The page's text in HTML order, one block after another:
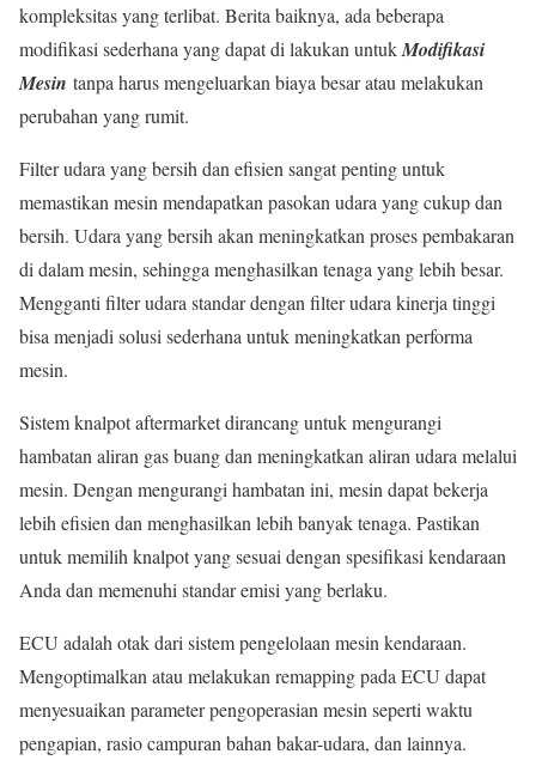
kompleksitas yang terlibat. Berita baiknya, ada beberapa
modifikasi sederhana yang dapat di lakukan untukModifikasi
Mesin tanpa harus mengeluarkan biaya besar atau melakukan
perubahan yang rumit.
Filter udara yang bersih dan efisien sangat penting untuk
memastikan mesin mendapatkan pasokan udara yang cukup dan
bersih. Udara yang bersih akan meningkatkan proses pembakaran
di dalam mesin, sehingga menghasilkan tenaga yang lebih besar.
Mengganti filter udara standar dengan filter udara kinerja tinggi
bisa menjadi solusi sederhana untuk meningkatkan performa
mesin.
Sistem knalpot aftermarket dirancang untuk mengurangi
hambatan aliran gas buang dan meningkatkan aliran udara melalui
mesin. Dengan mengurangi hambatan ini, mesin dapat bekerja
lebih efisien dan menghasilkan lebih banyak tenaga. Pastikan
untuk memilih knalpot yang sesuai dengan spesifikasi kendaraan
Anda dan memenuhi standar emisi yang berlaku.
ECU adalah otak dari sistem pengelolaan mesin kendaraan.
Mengoptimalkan atau melakukan remapping pada ECU dapat
menyesuaikan parameter pengoperasian mesin seperti waktu
pengapian, rasio campuran bahan bakar-udara, dan lainnya.